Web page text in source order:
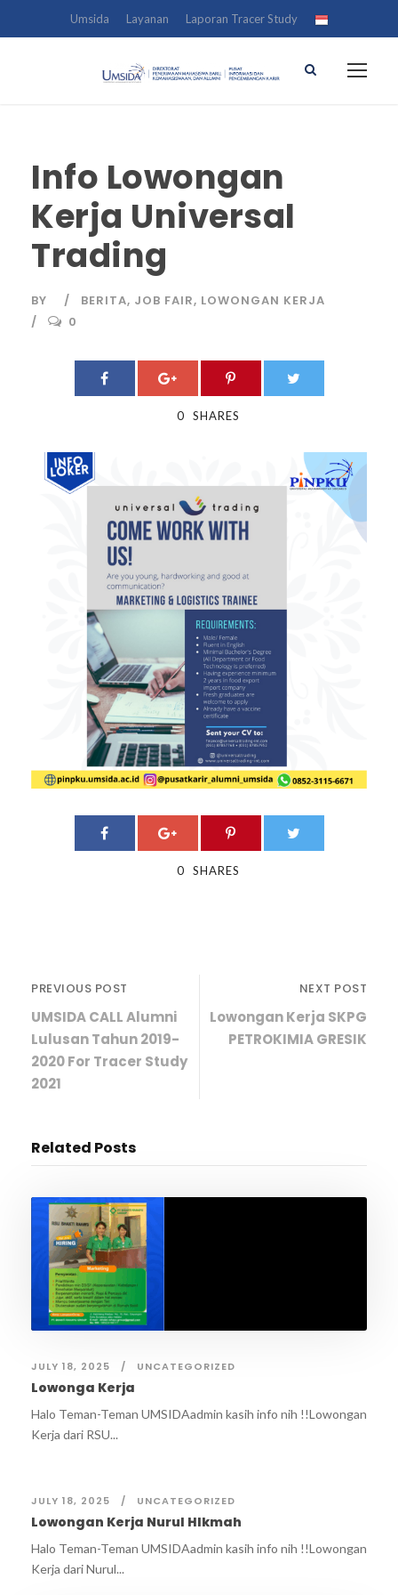
Umsida Layanan Laporan Tracer Study
Info Lowongan
Kerja Universal
Trading
BY BERITA, JOB FAIR, LOWONGAN KERJA
0
0 SHARES
0 SHARES
PREVIOUS POST
UMSIDA CALL Alumni
Lulusan Tahun 2019-
2020 For Tracer Study
2021
NEXT POST
Lowongan Kerja SKPG
PETROKIMIA GRESIK
Related Posts
JULY 18, 2025 UNCATEGORIZED
Lowonga Kerja
Halo Teman-Teman UMSIDAadmin kasih info nih !!Lowongan
Kerja dari RSU...
JULY 18, 2025 UNCATEGORIZED
Lowongan Kerja Nurul HIkmah
Halo Teman-Teman UMSIDAadmin kasih info nih !!Lowongan
Kerja dari Nurul...